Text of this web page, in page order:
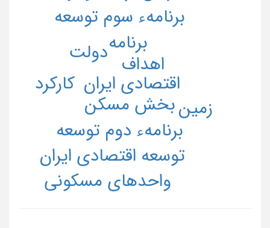
اقتصادی ایران
اهداف
بخش مسکن
برنامه
برنامهء دوم توسعه
برنامهء سوم توسعه
توسعه اقتصادی ایران
دولت
زمین
واحدهای مسکونی
کارکرد